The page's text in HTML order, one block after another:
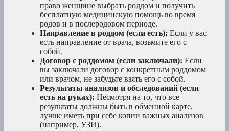
право женщине выбрать роддом и получить
бесплатную медицинскую помощь во время
родов и в послеродовом периоде.
Направление в роддом (если есть): Если у вас
есть направление от врача, возьмите его с
собой.
Договор с роддомом (если заключали): Если
вы заключали договор с конкретным роддомом
или врачом, не забудьте взять его с собой.
Результаты анализов и обследований (если
есть на руках): Несмотря на то, что все
результаты должны быть в обменной карте,
лучше иметь при себе копии важных анализов
(например, УЗИ).